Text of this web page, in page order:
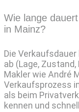
Wie lange
in Mainz?
Die
ab (Lage,
Makler wie André
Verkaufsprozess
als beim
kennen und